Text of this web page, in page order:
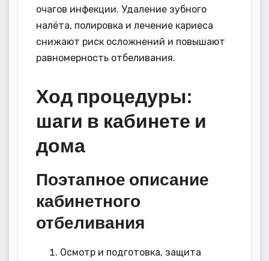
очагов инфекции. Удаление зубного
налёта, полировка и лечение кариеса
снижают риск осложнений и повышают
равномерность отбеливания.
Ход процедуры:
шаги в кабинете и
дома
Поэтапное описание
кабинетного
отбеливания
Осмотр и подготовка, защита